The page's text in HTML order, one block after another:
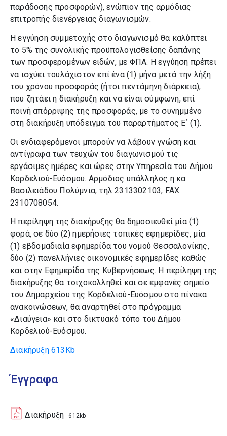
παράδοσης προσφορών), ενώπιον της αρμόδιας
επιτροπής διενέργειας διαγωνισμών.
Η εγγύηση συμμετοχής στο διαγωνισμό θα καλύπτει
το 5% της συνολικής προϋπολογισθείσης δαπάνης
των προσφερομένων ειδών, με ΦΠΑ. Η εγγύηση πρέπει
να ισχύει τουλάχιστον επί ένα (1) μήνα μετά την λήξη
του χρόνου προσφοράς (ήτοι πεντάμηνη διάρκεια),
που ζητάει η διακήρυξη και να είναι σύμφωνη, επί
ποινή απόρριψης της προσφοράς, με το συνημμένο
στη διακήρυξη υπόδειγμα του παραρτήματος Ε΄ (1).
Οι ενδιαφερόμενοι μπορούν να λάβουν γνώση και
αντίγραφα των τευχών του διαγωνισμού τις
εργάσιμες ημέρες και ώρες στην Υπηρεσία του Δήμου
Κορδελιού-Ευόσμου. Αρμόδιος υπάλληλος η κα
Βασιλειάδου Πολύμνια, τηλ 2313302103, FAX
2310708054.
Η περίληψη της διακήρυξης θα δημοσιευθεί μία (1)
φορά, σε δύο (2) ημερήσιες τοπικές εφημερίδες, μία
(1) εβδομαδιαία εφημερίδα του νομού Θεσσαλονίκης,
δύο (2) πανελλήνιες οικονομικές εφημερίδες καθώς
και στην Εφημερίδα της Κυβερνήσεως. Η περίληψη της
διακήρυξης θα τοιχοκολληθεί και σε εμφανές σημείο
του Δημαρχείου της Κορδελιού-Ευόσμου στο πίνακα
ανακοινώσεων, θα αναρτηθεί στο πρόγραμμα
«Διαύγεια» και στο δικτυακό τόπο του Δήμου
Κορδελιού-Ευόσμου.
Διακήρυξη613Kb
Έγγραφα
Διακήρυξη 612kb